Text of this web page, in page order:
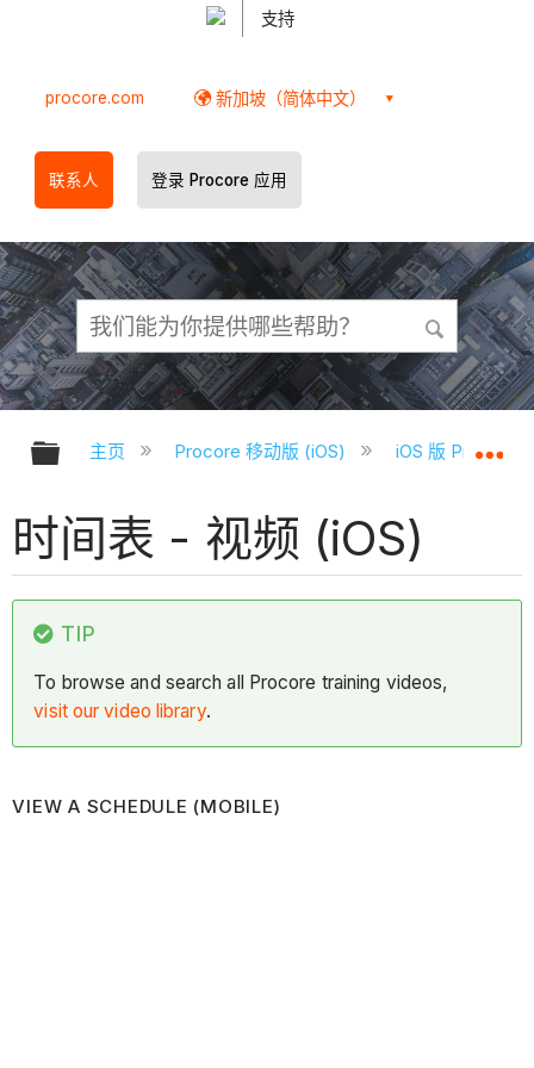
支持
procore.com 新加坡（简体中文）
联系人 登录 Procore 应用
扩展/隐缩全局层次
主页 Procore 移动版 (iOS) iOS 版 Procore
时间表 - 视频 (iOS)
TIP
To browse and search all Procore training videos,
visit our video library.
VIEW A SCHEDULE (MOBILE)